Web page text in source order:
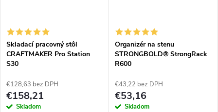
Skladací pracovný stôl
CRAFTMAKER Pro Station
S30
€128,63 bez DPH
€158,21
Skladom
Organizér na stenu
STRONGBOLD® StrongRack
R600
€43,22 bez DPH
€53,16
Skladom